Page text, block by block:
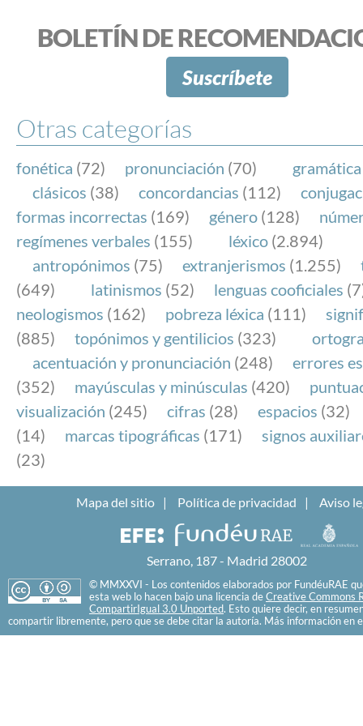
BOLETÍN DE
Suscríbete
Otras categorías
fonética (72) pronunciación (70) gramática
clásicos (38) concordancias (112)
formas incorrectas (169) género (128)
regímenes verbales (155) léxico (2.894)
antropónimos (75) extranjerismos (1.255)
(649)
latinismos (52) lenguas cooficiales
neologismos (162) pobreza léxica (111)
(885)
topónimos y gentilicios (323)
acentuación y pronunciación (248)
errores
(352)
mayúsculas y minúsculas (420)
visualización (245) cifras (28) espacios (32)
(14)
marcas tipográficas (171)
signos
(23)
Mapa del sitio Política de privacidad Aviso
Serrano, 187 - Madrid 28002
© MMXXVI - Los contenidos elaborados por FundéuRAE
esta web lo hacen bajo una licencia de Creative Commons
CompartirIgual 3.0 Unported. Esto quiere decir, en
compartir libremente, pero que se debe citar la autoría. Más información en